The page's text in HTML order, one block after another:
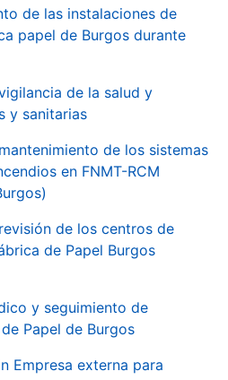
de las instalaciones de
papel de Burgos durante
de la salud y
y sanitarias
de los sistemas
en FNMT-RCM
de los centros de
de Papel Burgos
y seguimiento de
Papel de Burgos
Empresa externa para